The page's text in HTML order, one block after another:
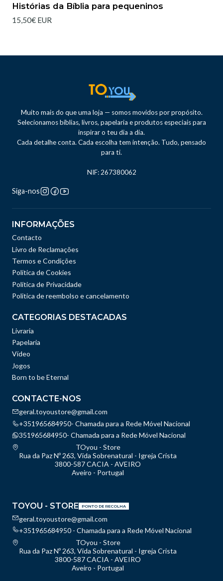
Histórias da Bíblia para pequeninos
15,50€ EUR
Muito mais do que uma loja — somos movidos por propósito.
Selecionamos bíblias, livros, papelaria e produtos especiais para
inspirar o teu dia a dia.
Cada detalhe conta. Cada escolha tem intenção. Tudo, pensado
para ti.
NIF: 267380062
Siga-nos
INFORMAÇÕES
Contacto
Livro de Reclamações
Termos e Condições
Política de Cookies
Política de Privacidade
Politica de reembolso e cancelamento
CATEGORIAS DESTACADAS
Livraria
Papelaria
Vídeo
Jogos
Born to be Eternal
CONTACTE-NOS
geral.toyoustore@gmail.com
+351965684950- Chamada para a Rede Móvel Nacional
351965684950- Chamada para a Rede Móvel Nacional
TOyou - Store
Rua da Paz Nº 263, Vida Sobrenatural - Igreja Crista
3800-587 CACIA - AVEIRO
Aveiro - Portugal
TOYOU - STORE PONTO DE RECOLHA
geral.toyoustore@gmail.com
+351965684950 - Chamada para a Rede Móvel Nacional
TOyou - Store
Rua da Paz Nº 263, Vida Sobrenatural - Igreja Crista
3800-587 CACIA - AVEIRO
Aveiro - Portugal